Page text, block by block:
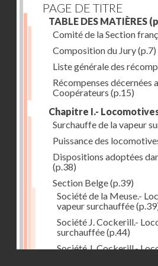
PAGE DE TITRE
TABLE DES MATIÈRES
Comité de la Section
Composition du Jury(p.7)
Liste générale des
Récompenses
Coopérateurs (p.15)
Chapitre I.-
Surchauffe de la vapeur
Puissance des
Dispositions adoptées
(p.38)
Section Belge(p.39)
Société de la Meuse.-
vapeur surchauffée
Société J. Cockerill.-
surchauffée(p.44)
Société J. Cockerill.-